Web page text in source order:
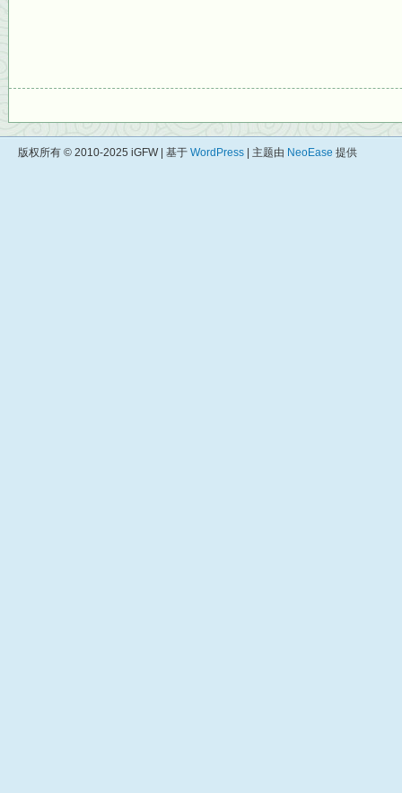
版权所有 © 2010-2025 iGFW | 基于 WordPress | 主题由 NeoEase 提供